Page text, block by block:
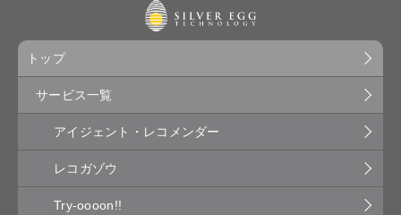
トップ
サービス一覧
アイジェント・レコメンダー
レコガゾウ
Try-oooon!!